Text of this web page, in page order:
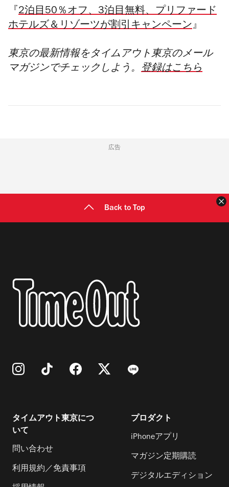
『 2泊目50％オフ、3泊目無料、プリファード
ホテルズ＆リゾーツが割引キャンペーン』
東京の最新情報をタイムアウト東京のメール
マガジンでチェックし よう。 登録はこちら
広告
Back to Top
タイムアウト東京につ
いて
問い合わせ
利用規約／免責事項
プロダクト
iPhoneアプリ
マガジン定期購読
デジタルエディション